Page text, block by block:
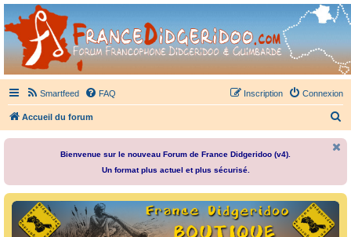
France Didgeridoo
Didgeridoo et Guimbarde sur France Didgeridoo - retrouvez la communauté.
Smartfeed FAQ Connexion
Inscription
Accueil du forum
e
Bienvenue sur le nouveau Forum de France Didgeridoo (v4).
Un format plus actuel et plus sécurisé.